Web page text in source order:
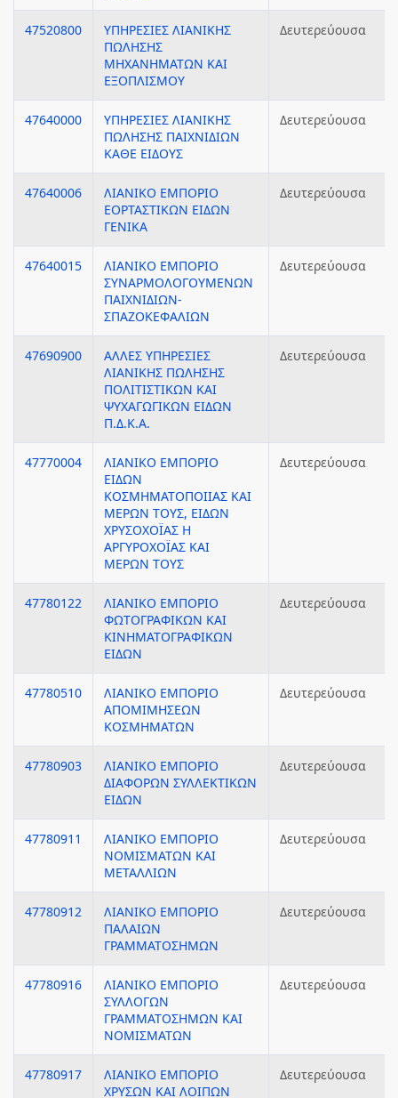
47520800
ΥΠΗΡΕΣΙΕΣ ΛΙΑΝΙΚΗΣ
ΠΩΛΗΣΗΣ
ΜΗΧΑΝΗΜΑΤΩΝ ΚΑΙ
ΕΞΟΠΛΙΣΜΟΥ
Δευτερεύουσα
47640000
ΥΠΗΡΕΣΙΕΣ ΛΙΑΝΙΚΗΣ
ΠΩΛΗΣΗΣ ΠΑΙΧΝΙΔΙΩΝ
ΚΑΘΕ ΕΙΔΟΥΣ
Δευτερεύουσα
47640006
ΛΙΑΝΙΚΟ ΕΜΠΟΡΙΟ
ΕΟΡΤΑΣΤΙΚΩΝ ΕΙΔΩΝ
ΓΕΝΙΚΑ
Δευτερεύουσα
47640015
ΛΙΑΝΙΚΟ ΕΜΠΟΡΙΟ
ΣΥΝΑΡΜΟΛΟΓΟΥΜΕΝΩΝ
ΠΑΙΧΝΙΔΙΩΝ-
ΣΠΑΖΟΚΕΦΑΛΙΩΝ
Δευτερεύουσα
47690900
ΑΛΛΕΣ ΥΠΗΡΕΣΙΕΣ
ΛΙΑΝΙΚΗΣ ΠΩΛΗΣΗΣ
ΠΟΛΙΤΙΣΤΙΚΩΝ ΚΑΙ
ΨΥΧΑΓΩΓΙΚΩΝ ΕΙΔΩΝ
Π.Δ.Κ.Α.
Δευτερεύουσα
47770004
ΛΙΑΝΙΚΟ ΕΜΠΟΡΙΟ
ΕΙΔΩΝ
ΚΟΣΜΗΜΑΤΟΠΟΙΙΑΣ ΚΑΙ
ΜΕΡΩΝ ΤΟΥΣ, ΕΙΔΩΝ
ΧΡΥΣΟΧΟΪΑΣ Η
ΑΡΓΥΡΟΧΟΪΑΣ ΚΑΙ
ΜΕΡΩΝ ΤΟΥΣ
Δευτερεύουσα
47780122
ΛΙΑΝΙΚΟ ΕΜΠΟΡΙΟ
ΦΩΤΟΓΡΑΦΙΚΩΝ ΚΑΙ
ΚΙΝΗΜΑΤΟΓΡΑΦΙΚΩΝ
ΕΙΔΩΝ
Δευτερεύουσα
47780510
ΛΙΑΝΙΚΟ ΕΜΠΟΡΙΟ
ΑΠΟΜΙΜΗΣΕΩΝ
ΚΟΣΜΗΜΑΤΩΝ
Δευτερεύουσα
47780903
ΛΙΑΝΙΚΟ ΕΜΠΟΡΙΟ
ΔΙΑΦΟΡΩΝ ΣΥΛΛΕΚΤΙΚΩΝ
ΕΙΔΩΝ
Δευτερεύουσα
47780911
ΛΙΑΝΙΚΟ ΕΜΠΟΡΙΟ
ΝΟΜΙΣΜΑΤΩΝ ΚΑΙ
ΜΕΤΑΛΛΙΩΝ
Δευτερεύουσα
47780912
ΛΙΑΝΙΚΟ ΕΜΠΟΡΙΟ
ΠΑΛΑΙΩΝ
ΓΡΑΜΜΑΤΟΣΗΜΩΝ
Δευτερεύουσα
47780916
ΛΙΑΝΙΚΟ ΕΜΠΟΡΙΟ
ΣΥΛΛΟΓΩΝ
ΓΡΑΜΜΑΤΟΣΗΜΩΝ ΚΑΙ
ΝΟΜΙΣΜΑΤΩΝ
Δευτερεύουσα
47780917
ΛΙΑΝΙΚΟ ΕΜΠΟΡΙΟ
ΧΡΥΣΩΝ ΚΑΙ ΛΟΙΠΩΝ
Δευτερεύουσα